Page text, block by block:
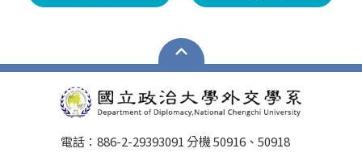
電話：886-2-29393091 分機 50916、50918